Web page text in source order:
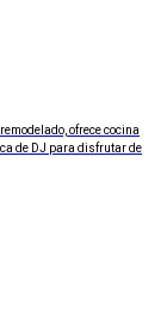
ofrece cocina
de DJ para disfrutar de